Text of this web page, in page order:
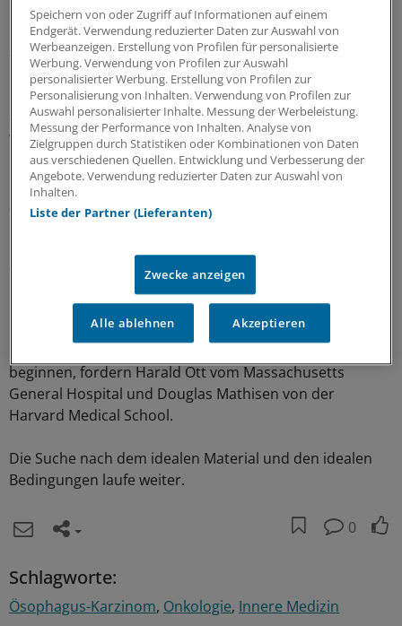
Erst kürzlich sei einem zweiten Krebspatienten, einem
30 Jahre alten US-Amerikaner, eine mit Stammzellen
besiedelte künstliche Luftröhre eingepflanzt worden,
berichtet das Team in "Lancet". Die Röhre sei diesmal
aus speziellen Nanofasern gefertigt und der Ansatz so
weiter verfeinert worden.
Langfristiger Erfolg müsse sich erst noch
zeigen
zu bedenken, dass sich in den kommenden Jahre erst
noch der langfristige Erfolg der maßgeschneiderten
Implantate zeigen müsse.
beginnen, fordern Harald Ott vom Massachusetts
General Hospital und Douglas Mathisen von der
Harvard Medical School.
Die Suche nach dem idealen Material und den idealen
Bedingungen laufe weiter.
0
Schlagworte:
Ösophagus-Karzinom Onkologie Innere Medizin
Speichern von oder Zugriff auf Informationen auf einem
Endgerät. Verwendung reduzierter Daten zur Auswahl von
Werbeanzeigen. Erstellung von Profilen für personalisierte
Werbung. Verwendung von Profilen zur Auswahl
personalisierter Werbung. Erstellung von Profilen zur
Personalisierung von Inhalten. Verwendung von Profilen zur
Auswahl personalisierter Inhalte. Messung der Werbeleistung.
Messung der Performance von Inhalten. Analyse von
Zielgruppen durch Statistiken oder Kombinationen von Daten
aus verschiedenen Quellen. Entwicklung und Verbesserung der
Angebote. Verwendung reduzierter Daten zur Auswahl von
Inhalten.
Liste der Partner (Lieferanten)
Zwecke anzeigen
Alle ablehnen Akzeptieren